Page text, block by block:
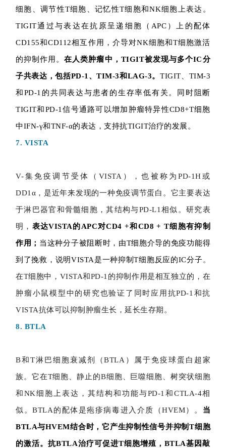
临
床
转
会
活
动
于
我
登录 注册
细胞、调节性T细胞、记忆性T细胞和NK细胞上表达。
TIGIT通过与表达在抗原呈递细胞（APC）上的配体
CD155和CD112相互作用，介导对NK细胞和T细胞激活
的抑制作用。在人类肿瘤中，TIGIT被发现与多个IC分
子共表达，包括PD-1、TIM-3和LAG-3。TIGIT、TIM-3
和PD-1的共同表达与患者的生存率低有关。同时阻断
TIGIT和PD-1信号通路可以增加肿瘤特异性CD8+T细胞
中IFN-γ和TNF-α的表达，支持抗TIGIT治疗的发展。
7. VISTA
V-集免疫调节受体（VISTA），也被称为PD-1H或
DD1α，是近年来发现的一种免疫调节蛋白。它主要表达
于淋巴器官和骨髓细胞，其结构与PD-L1相似。研究表
明， 表达VISTA的APC对CD4 +和CD8 + T细胞有抑制
作用； 当这种分子被阻断时，由T细胞介导的免疫功能得
到了挽救，说明VISTA是一种抑制T细胞反应的IC分子。
在T细胞中，VISTA和PD-1的抑制作用是相互独立的，在
肿瘤小鼠模型中的研究也验证了同时应用抗PD-1和抗
VISTA抗体可以抑制肿瘤生长，延长生存期。
8. BTLA
B和T淋巴细胞衰减剂（BTLA）属于免疫球蛋白超家
族。它在T细胞、静止的B细胞、巨噬细胞、树突状细胞
和NK细胞上表达，其结构和功能与PD-1和CTLA-4相
似。BTLA的配体是疱疹病毒进入介质（HVEM）。 当
BTLA与HVEM结合时，它产生抑制性信号并抑制T细胞
的激活。抗BTLA治疗可促进T细胞增殖，BTLA基因敲